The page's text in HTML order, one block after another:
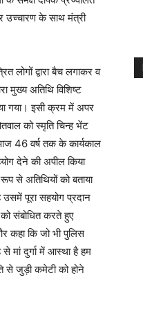
उच्चारण के साथ मंत्री
लोगों द्वारा बैच लगाकर व
मुख्य अतिथि विशिष्ट
गया। इसी क्रम में अपर
को स्मृति चिन्ह भेंट
46 वर्ष तक के कार्यकाल
देने की अपील किया
से अतिथियों को बताया
उसमें पूरा सहयोग प्रदान
संबोधित करते हुए
कहा कि जो भी पुलिस
से मां दुर्गा में आस्था है हम
से जुड़ी कमेटी को होने